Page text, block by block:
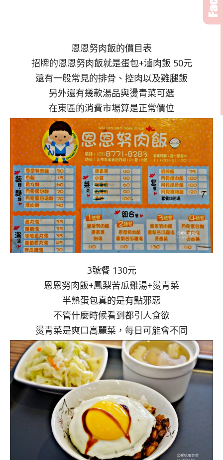
恩恩努肉飯的價目表
招牌的恩恩努肉飯就是蛋包+滷肉飯 50元
還有一般常見的排骨、控肉以及雞腿飯
另外還有幾款湯品與燙青菜可選
在東區的消費市場算是正常價位
3號餐 130元
恩恩努肉飯+鳳梨苦瓜雞湯+燙青菜
半熟蛋包真的是有點邪惡
不管什麼時候看到都引人食欲
燙青菜是爽口高麗菜，每日可能會不同